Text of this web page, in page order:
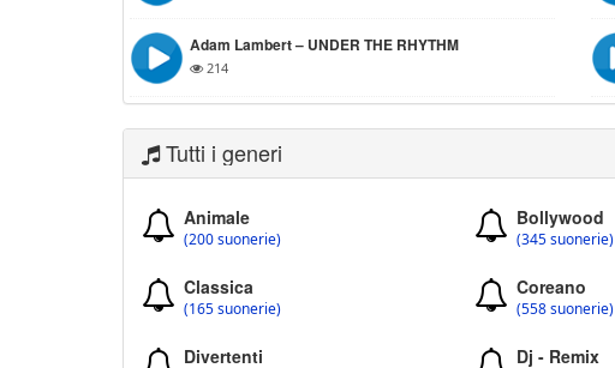
Adam Lambert – UNDER THE RHYTHM
214
Tutti i generi
Animale
(200 suonerie)
Bollywood
(345 suonerie)
Classica
(165 suonerie)
Coreano
(558 suonerie)
Divertenti Dj - Remix